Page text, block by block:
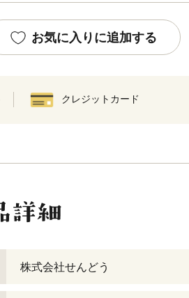
お気に入りに追加する
クレジットカード
株式会社せんどう